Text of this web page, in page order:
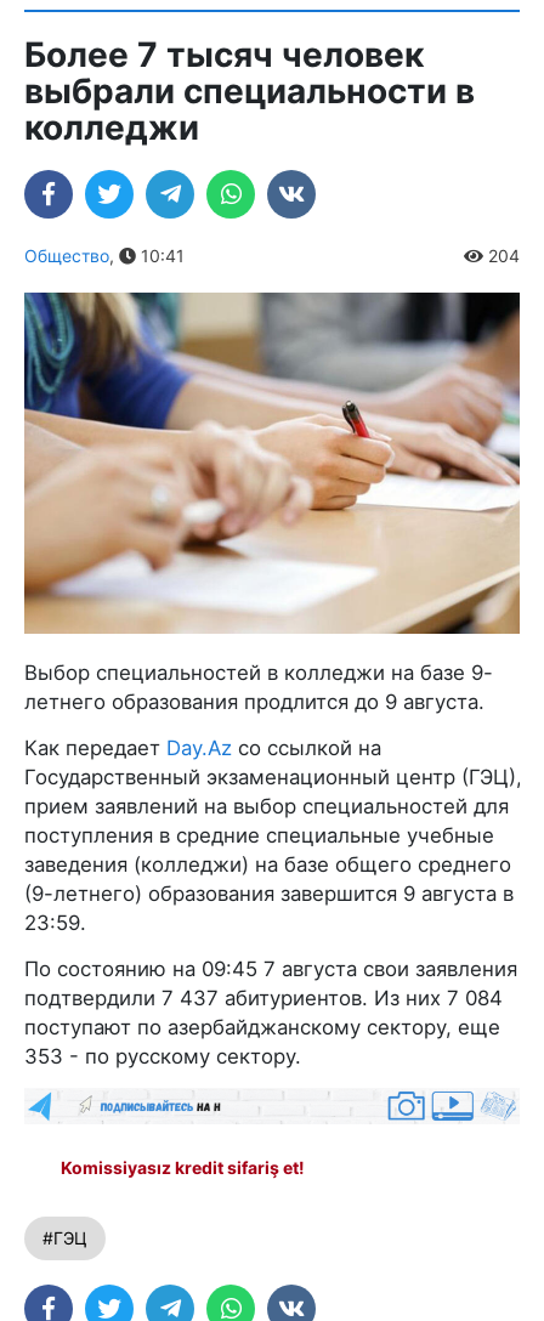
Более 7 тысяч человек
выбрали специальности в
колледжи
Общество, 10:41 204
Выбор специальностей в колледжи на базе 9-
летнего образования продлится до 9 августа.
Как передает Day.Az со ссылкой на
Государственный экзаменационный центр (ГЭЦ),
прием заявлений на выбор специальностей для
поступления в средние специальные учебные
заведения (колледжи) на базе общего среднего
(9-летнего) образования завершится 9 августа в
23:59.
По состоянию на 09:45 7 августа свои заявления
подтвердили 7 437 абитуриентов. Из них 7 084
поступают по азербайджанскому сектору, еще
353 - по русскому сектору.
Komissiyasız kredit sifariş et!
#ГЭЦ